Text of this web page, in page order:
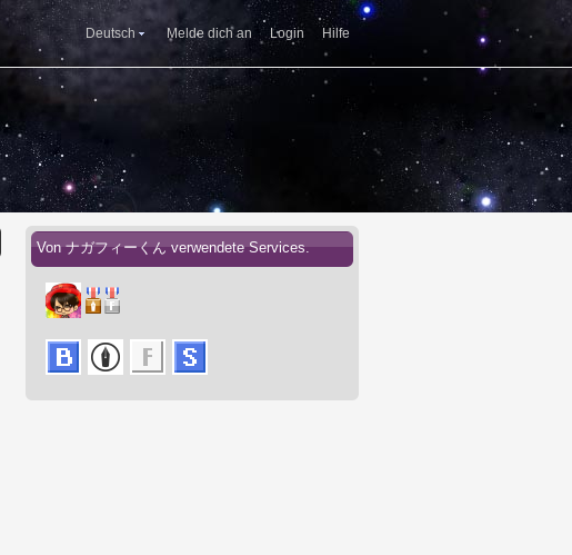
Deutsch Melde dich an Login Hilfe
Von ナガフィーくん verwendete Services.